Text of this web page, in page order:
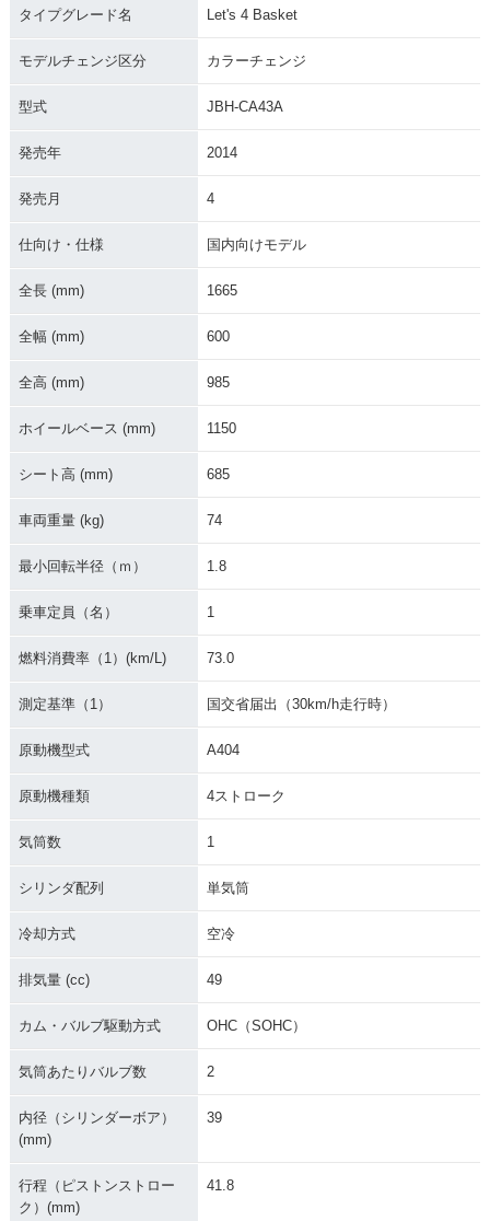
2010年 Let's 4 Bas
ket・追加
ket・カラーチェンジ
タイプグレード名 Let's 4 Basket
モデルチェンジ区分 カラーチェンジ
型式 JBH-CA43A
発売年 2014
発売月 4
仕向け・仕様 国内向けモデル
全長 (mm) 1665
全幅 (mm) 600
全高 (mm) 985
ホイールベース (mm) 1150
シート高 (mm) 685
車両重量 (kg) 74
最小回転半径（ｍ） 1.8
乗車定員（名） 1
燃料消費率（1）(km/L) 73.0
測定基準（1） 国交省届出（30km/h走行時）
原動機型式 A404
原動機種類 4ストローク
気筒数 1
シリンダ配列 単気筒
冷却方式 空冷
排気量 (cc) 49
カム・バルブ駆動方式 OHC（SOHC）
気筒あたりバルブ数 2
内径（シリンダーボア）
(mm)
39
行程（ピストンストロー
ク）(mm)
41.8